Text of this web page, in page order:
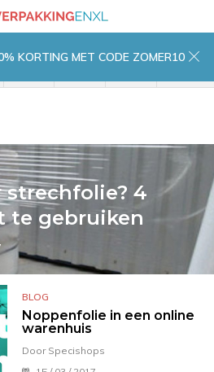
KORTING MET CODE ZOMER10
strechfolie? 4
te gebruiken
BLOG
Noppenfolie in een online
warenhuis
Door Specishops